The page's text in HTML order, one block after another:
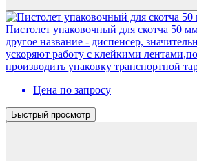
Пистолет упаковочный для скотча 50
другое название - диспенсер,
ускоряют работу с клейкими
производить упаковку транспортной
Цена по запросу
Быстрый просмотр